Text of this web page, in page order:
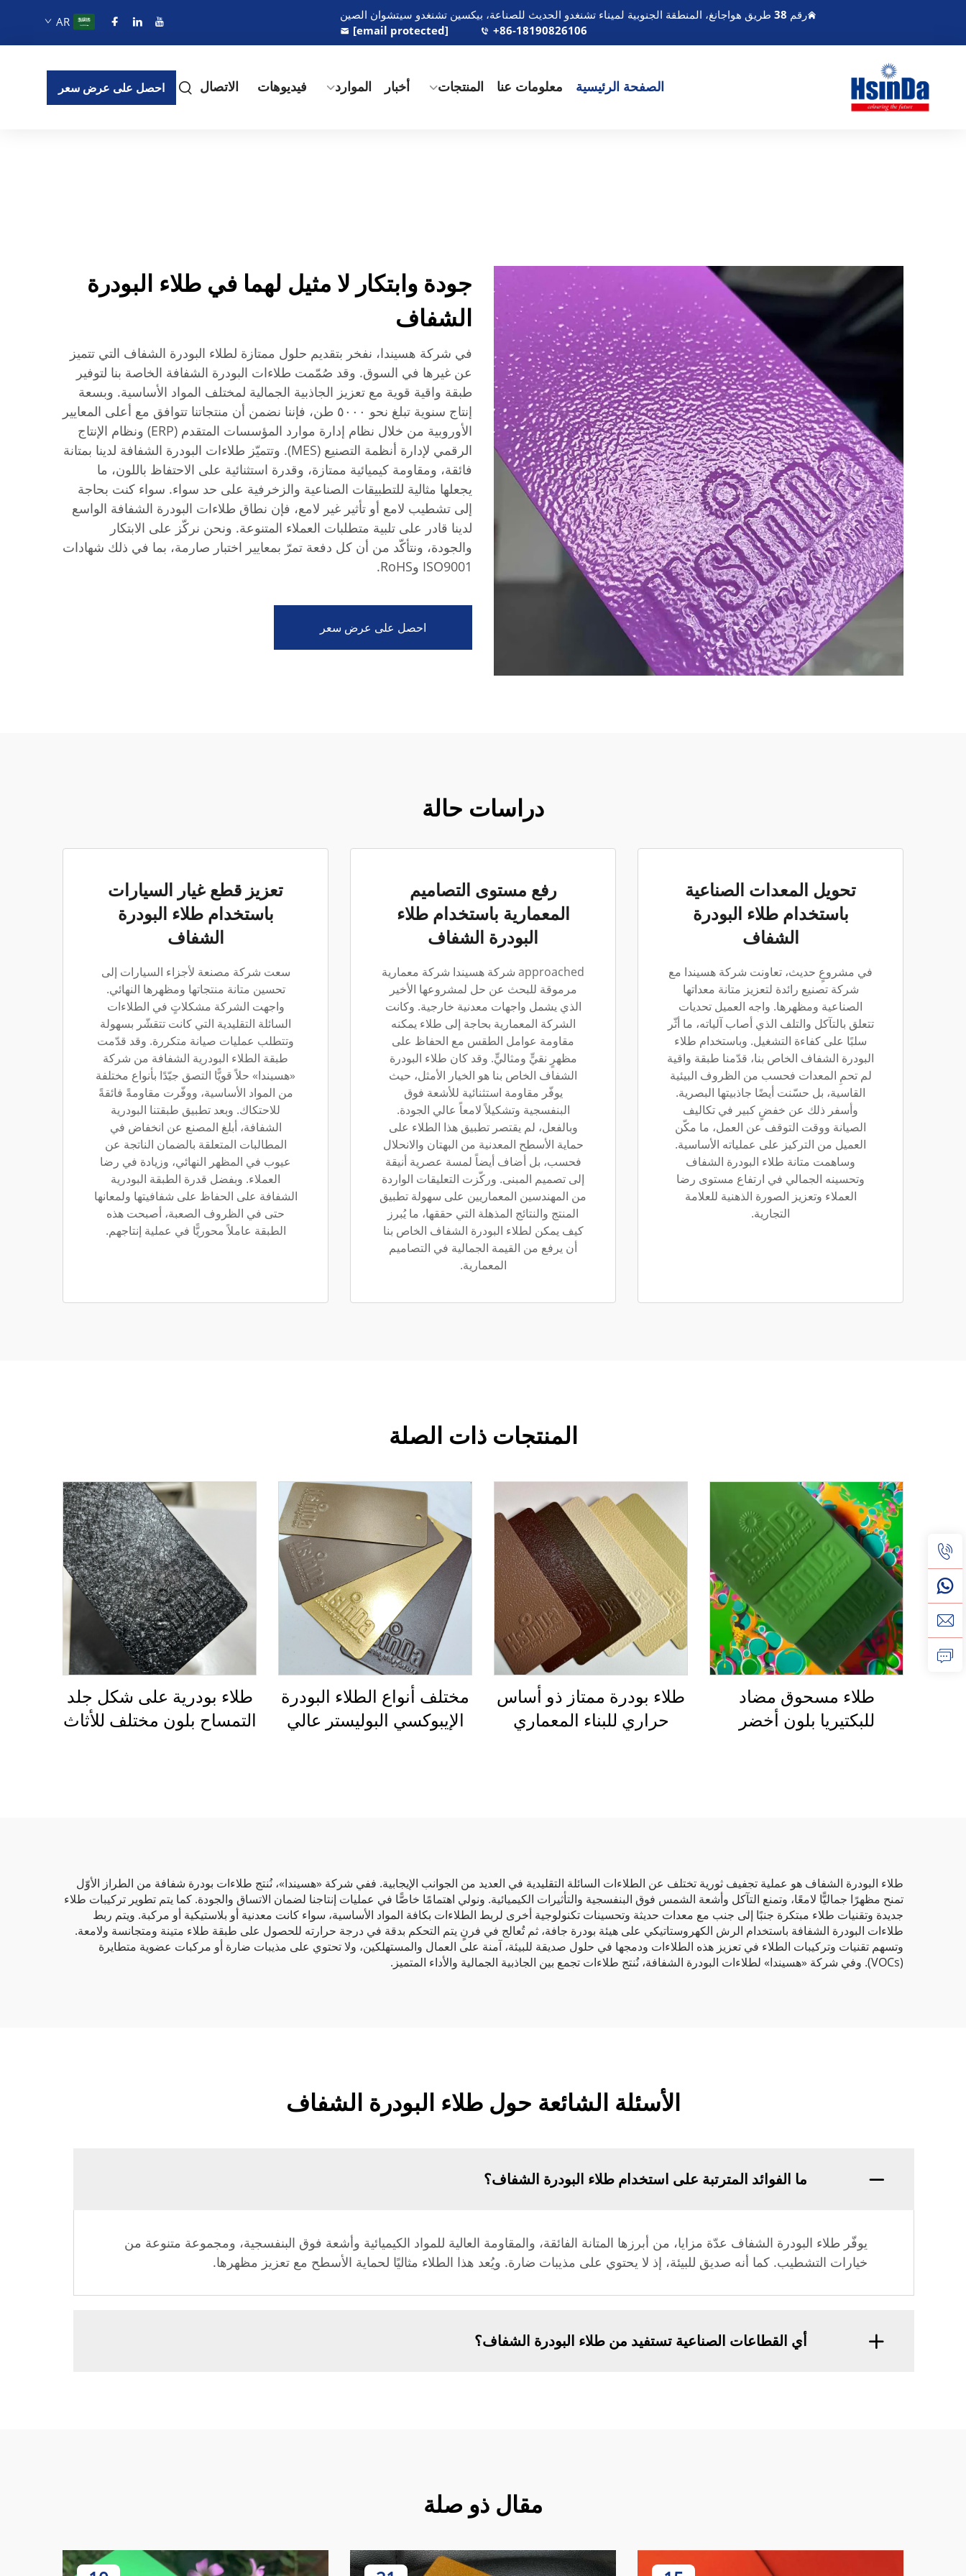
رقم 38 طريق هواجانغ، المنطقة الجنوبية لميناء تشنغدو الحديث للصناعة، بيكسين تشنغدو سيتشوان الصين
+86-18190826106
[email protected]
AR
الصفحة الرئيسية معلومات عنا المنتجات أخبار الموارد فيديوهات الاتصال احصل على عرض سعر
جودة وابتكار لا مثيل لهما في طلاء البودرة
الشفاف
في شركة هسيندا، نفخر بتقديم حلول ممتازة لطلاء البودرة الشفاف التي تتميز
عن غيرها في السوق. وقد صُمّمت طلاءات البودرة الشفافة الخاصة بنا لتوفير
طبقة واقية قوية مع تعزيز الجاذبية الجمالية لمختلف المواد الأساسية. وبسعة
إنتاج سنوية تبلغ نحو ٥٠٠٠ طن، فإننا نضمن أن منتجاتنا تتوافق مع أعلى المعايير
الأوروبية من خلال نظام إدارة موارد المؤسسات المتقدم (ERP) ونظام الإنتاج
الرقمي لإدارة أنظمة التصنيع (MES). وتتميّز طلاءات البودرة الشفافة لدينا بمتانة
فائقة، ومقاومة كيميائية ممتازة، وقدرة استثنائية على الاحتفاظ باللون، ما
يجعلها مثالية للتطبيقات الصناعية والزخرفية على حد سواء. سواء كنت بحاجة
إلى تشطيب لامع أو تأثير غير لامع، فإن نطاق طلاءات البودرة الشفافة الواسع
لدينا قادر على تلبية متطلبات العملاء المتنوعة. ونحن نركّز على الابتكار
والجودة، ونتأكّد من أن كل دفعة تمرّ بمعايير اختبار صارمة، بما في ذلك شهادات
ISO9001 وRoHS.
احصل على عرض سعر
دراسات حالة
تحويل المعدات الصناعية
باستخدام طلاء البودرة
الشفاف
في مشروعٍ حديث، تعاونت شركة هسيندا مع
شركة تصنيع رائدة لتعزيز متانة معداتها
الصناعية ومظهرها. واجه العميل تحديات
تتعلق بالتآكل والتلف الذي أصاب آلياته، ما أثّر
سلبًا على كفاءة التشغيل. وباستخدام طلاء
البودرة الشفاف الخاص بنا، قدّمنا طبقة واقية
لم تحمِ المعدات فحسب من الظروف البيئية
القاسية، بل حسّنت أيضًا جاذبيتها البصرية.
وأسفر ذلك عن خفضٍ كبير في تكاليف
الصيانة ووقت التوقف عن العمل، ما مكّن
العميل من التركيز على عملياته الأساسية.
وساهمت متانة طلاء البودرة الشفاف
وتحسينه الجمالي في ارتفاع مستوى رضا
العملاء وتعزيز الصورة الذهنية للعلامة
التجارية.
رفع مستوى التصاميم
المعمارية باستخدام طلاء
البودرة الشفاف
approached شركة هسيندا شركة معمارية
مرموقة للبحث عن حل لمشروعها الأخير
الذي يشمل واجهات معدنية خارجية. وكانت
الشركة المعمارية بحاجة إلى طلاء يمكنه
مقاومة عوامل الطقس مع الحفاظ على
مظهرٍ نقيٍّ ومثاليٍّ. وقد كان طلاء البودرة
الشفاف الخاص بنا هو الخيار الأمثل، حيث
يوفّر مقاومة استثنائية للأشعة فوق
البنفسجية وتشكيلاً لامعاً عالي الجودة.
وبالفعل، لم يقتصر تطبيق هذا الطلاء على
حماية الأسطح المعدنية من البهتان والانحلال
فحسب، بل أضاف أيضاً لمسة عصرية أنيقة
إلى تصميم المبنى. وركّزت التعليقات الواردة
من المهندسين المعماريين على سهولة تطبيق
المنتج والنتائج المذهلة التي حققها، ما يُبرز
كيف يمكن لطلاء البودرة الشفاف الخاص بنا
أن يرفع من القيمة الجمالية في التصاميم
المعمارية.
تعزيز قطع غيار السيارات
باستخدام طلاء البودرة
الشفاف
سعت شركة مصنعة لأجزاء السيارات إلى
تحسين متانة منتجاتها ومظهرها النهائي.
واجهت الشركة مشكلاتٍ في الطلاءات
السائلة التقليدية التي كانت تتقشّر بسهولة
وتتطلب عمليات صيانة متكررة. وقد قدّمت
طبقة الطلاء البودرية الشفافة من شركة
«هسيندا» حلاً قويًّا التصق جيّدًا بأنواع مختلفة
من المواد الأساسية، ووفّرت مقاومةً فائقةً
للاحتكاك. وبعد تطبيق طبقتنا البودرية
الشفافة، أبلغ المصنع عن انخفاض في
المطالبات المتعلقة بالضمان الناتجة عن
عيوب في المظهر النهائي، وزيادة في رضا
العملاء. وبفضل قدرة الطبقة البودرية
الشفافة على الحفاظ على شفافيتها ولمعانها
حتى في الظروف الصعبة، أصبحت هذه
الطبقة عاملاً محوريًّا في عملية إنتاجهم.
المنتجات ذات الصلة
طلاء مسحوق مضاد
للبكتيريا بلون أخضر
طلاء بودرة ممتاز ذو أساس
حراري للبناء المعماري
مختلف أنواع الطلاء البودرة
الإيبوكسي البوليستر عالي
طلاء بودرية على شكل جلد
التمساح بلون مختلف للأثاث
طلاء البودرة الشفاف هو عملية تجفيف ثورية تختلف عن الطلاءات السائلة التقليدية في العديد من الجوانب الإيجابية. ففي شركة «هسيندا»، نُنتج طلاءات بودرة شفافة من الطراز الأوّل
تمنح مظهرًا جماليًّا لامعًا، وتمنع التآكل وأشعة الشمس فوق البنفسجية والتأثيرات الكيميائية. ونولي اهتمامًا خاصًّا في عمليات إنتاجنا لضمان الاتساق والجودة. كما يتم تطوير تركيبات طلاء
جديدة وتقنيات طلاء مبتكرة جنبًا إلى جنب مع معدات حديثة وتحسينات تكنولوجية أخرى لربط الطلاءات بكافة المواد الأساسية، سواء كانت معدنية أو بلاستيكية أو مركبة. ويتم ربط
طلاءات البودرة الشفافة باستخدام الرش الكهروستاتيكي على هيئة بودرة جافة، ثم تُعالج في فرنٍ يتم التحكم بدقة في درجة حرارته للحصول على طبقة طلاء متينة ومتجانسة ولامعة.
وتسهم تقنيات وتركيبات الطلاء في تعزيز هذه الطلاءات ودمجها في حلول صديقة للبيئة، آمنة على العمال والمستهلكين، ولا تحتوي على مذيبات ضارة أو مركبات عضوية متطايرة
(VOCs). وفي شركة «هسيندا» لطلاءات البودرة الشفافة، نُنتج طلاءات تجمع بين الجاذبية الجمالية والأداء المتميز.
الأسئلة الشائعة حول طلاء البودرة الشفاف
ما الفوائد المترتبة على استخدام طلاء البودرة الشفاف؟
يوفّر طلاء البودرة الشفاف عدّة مزايا، من أبرزها المتانة الفائقة، والمقاومة العالية للمواد الكيميائية وأشعة فوق البنفسجية، ومجموعة متنوعة من
خيارات التشطيب. كما أنه صديق للبيئة، إذ لا يحتوي على مذيبات ضارة. ويُعد هذا الطلاء مثاليًا لحماية الأسطح مع تعزيز مظهرها.
أي القطاعات الصناعية تستفيد من طلاء البودرة الشفاف؟
مقال ذو صلة